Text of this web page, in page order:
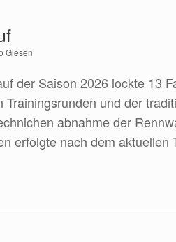
Giesen
der Saison 2026 lockte 13
Trainingsrunden und der
abnahme der
erfolgte nach dem